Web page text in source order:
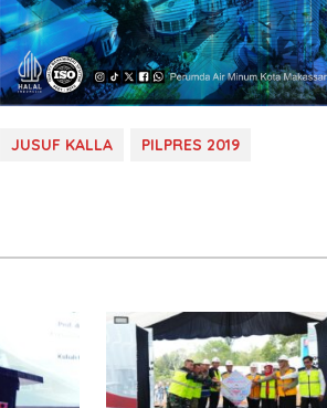
JUSUF KALLA PILPRES 2019